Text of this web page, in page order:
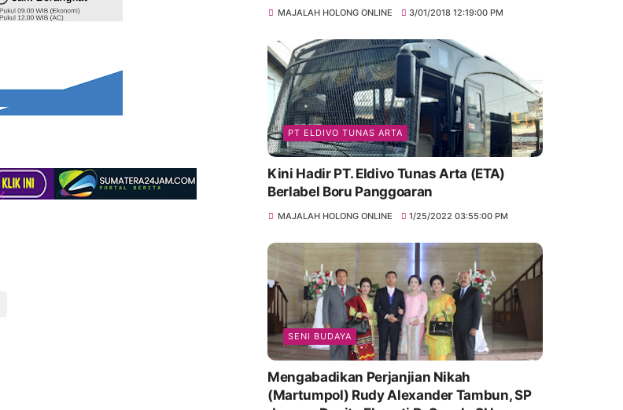
MAJALAH HOLONG ONLINE 3/01/2018 12:19:00 PM
PT ELDIVO TUNAS ARTA
Kini Hadir PT. Eldivo Tunas Arta (ETA)
Berlabel Boru Panggoaran
MAJALAH HOLONG ONLINE 1/25/2022 03:55:00 PM
SENI BUDAYA
Mengabadikan Perjanjian Nikah
(Martumpol) Rudy Alexander Tambun, SP